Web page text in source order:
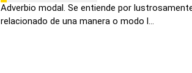
Adverbio modal. Se entiende por
relacionado de una manera o modo l...